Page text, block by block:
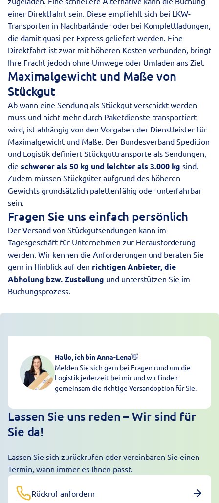
einer Direktfahrt sein. Diese empfiehlt sich bei LKW-
Transporten in Nachbarländer oder bei Komplettladungen,
die damit quasi per Express geliefert werden. Eine
Direktfahrt ist zwar mit höheren Kosten verbunden, bringt
Ihre Fracht jedoch ohne Umwege oder Umladen ans Ziel.
Maximalgewicht und Maße von
Stückgut
Ab wann eine Sendung als Stückgut verschickt werden
muss und nicht mehr durch Paketdienste transportiert
wird, ist abhängig von den Vorgaben der Dienstleister für
Maximalgewicht und Maße. Der Bundesverband Spedition
und Logistik definiert Stückguttransporte als Sendungen,
die schwerer als 50 kg und leichter als 3.000 kg sind.
Zudem müssen Stückgüter aufgrund des höheren
Gewichts grundsätzlich palettenfähig oder unterfahrbar
sein.
Fragen Sie uns einfach persönlich
Der Versand von Stückgutsendungen kann im
Tagesgeschäft für Unternehmen zur Herausforderung
werden. Wir kennen die Anforderungen und beraten Sie
gern in Hinblick auf den richtigen Anbieter, die
Abholung bzw. Zustellung und unterstützen Sie im
Buchungsprozess.
Hallo, ich bin Anna-Lena👋
Melden Sie sich gern bei Fragen rund um die
Logistik jederzeit bei mir und wir finden
gemeinsam die richtige Versandoption für Sie.
Lassen Sie uns reden – Wir sind für
Sie da!
Lassen Sie sich zurückrufen oder vereinbaren Sie einen
Termin, wann immer es Ihnen passt.
Rückruf anfordern